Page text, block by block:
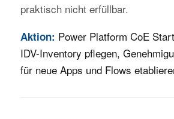
praktisch nicht erfüllbar.
Aktion: Power Platform CoE
IDV-Inventory pflegen,
für neue Apps und Flows